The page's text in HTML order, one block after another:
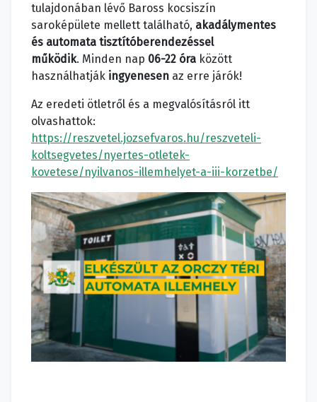
tulajdonában lévő Baross kocsiszín
saroképülete mellett található, akadálymentes
és automata tisztítóberendezéssel
működik. Minden nap 06-22 óra között
használhatják ingyenesen az erre járók!
Az eredeti ötletről és a megvalósításról itt
olvashattok:
https://reszvetel.jozsefvaros.hu/reszveteli-
koltsegvetes/nyertes-otletek-
kovetese/nyilvanos-illemhelyet-a-iii-korzetbe/